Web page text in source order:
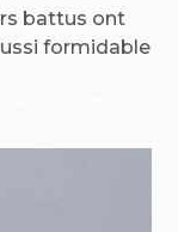
battus ont
formidable